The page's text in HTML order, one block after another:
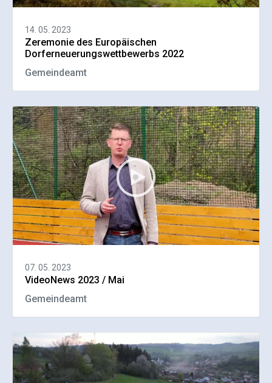
14. 05. 2023
Zeremonie des Europäischen
Dorferneuerungswettbewerbs 2022
Gemeindeamt
07. 05. 2023
VideoNews 2023 / Mai
Gemeindeamt